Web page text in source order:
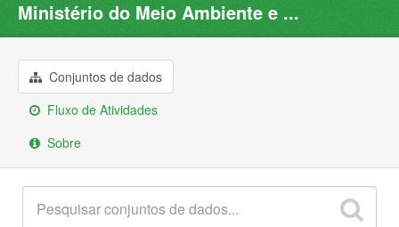
Organizações
Sobre
Ministério do Meio Ambiente e ...
Conjuntos de dados
Fluxo de Atividades
Sobre